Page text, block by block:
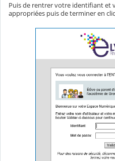
Puis de rentrer votre identifiant et
appropriées puis de terminer en